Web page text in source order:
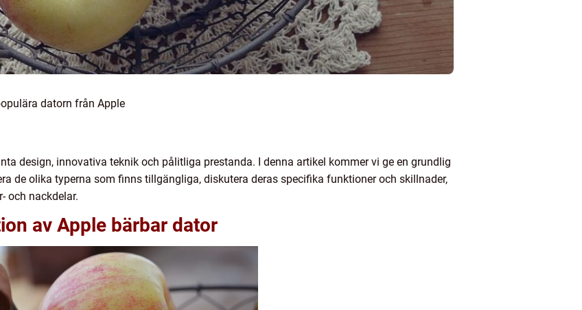
datorn från Apple
design, innovativa teknik och pålitliga prestanda. I denna artikel kommer vi ge en grundlig
de olika typerna som finns tillgängliga, diskutera deras specifika funktioner och skillnader,
och nackdelar.
av Apple bärbar dator